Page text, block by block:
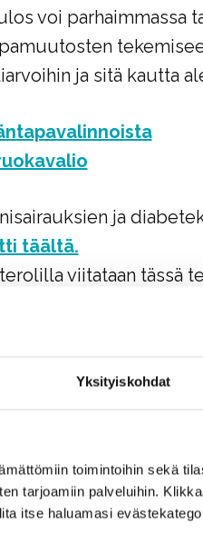
Yksityiskohdat
toimintoihin sekä
tarjoamiin palveluihin.
itse haluamasi
voi parhaimmassa
ja sitä kautta
ja
täältä.
viitataan tässä
– eikö se